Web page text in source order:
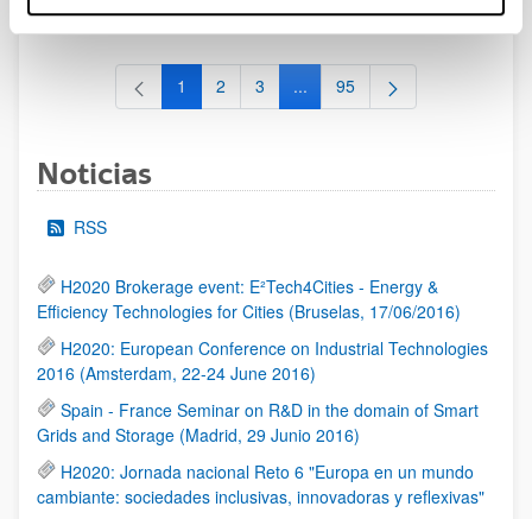
Página
1 Página
2 Página
3 ...Páginas intermedias Use TAB
Página
95
Noticias
RSS
H2020 Brokerage event: E²Tech4Cities - Energy &
Efficiency Technologies for Cities (Bruselas, 17/06/2016)
H2020: European Conference on Industrial Technologies
2016 (Amsterdam, 22-24 June 2016)
Spain - France Seminar on R&D in the domain of Smart
Grids and Storage (Madrid, 29 Junio 2016)
H2020: Jornada nacional Reto 6 "Europa en un mundo
cambiante: sociedades inclusivas, innovadoras y reflexivas"